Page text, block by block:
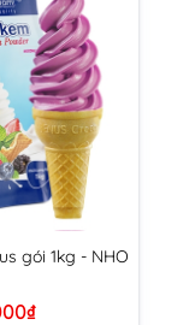
gói 1kg - NHO